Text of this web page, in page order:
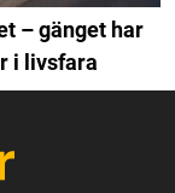
– gänget har
i livsfara